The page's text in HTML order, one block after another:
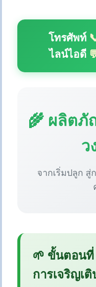
โทรศัพท์
ไลน์ไอดี
🌾 ผลิต
ว
จากเริ่มปลูก สู่
🌱 ขั้นตอนที่
การเจริญเ